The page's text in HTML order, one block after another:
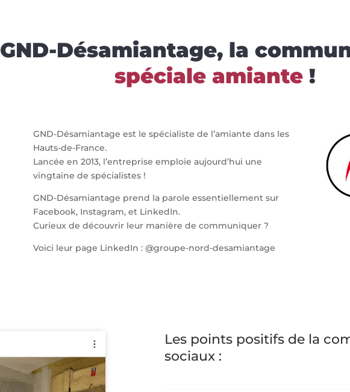
GND-Désamiantage, la
spéciale amiante!
GND-Désamiantage est le spécialiste de l’amiante dans les
Hauts-de-France.
Lancée en 2013, l’entreprise emploie aujourd’hui une
vingtaine de spécialistes !
GND-Désamiantage prend la parole essentiellement sur
Facebook, Instagram, et LinkedIn.
Curieux de découvrir leur manière de communiquer ?
Voici leur page LinkedIn : @groupe-nord-desamiantage
Les points positifs de la
sociaux :